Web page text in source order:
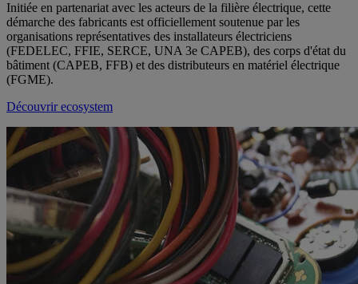
Initiée en partenariat avec les acteurs de la filière électrique, cette
démarche des fabricants est officiellement soutenue par les
organisations représentatives des installateurs électriciens
(FEDELEC, FFIE, SERCE, UNA 3e CAPEB), des corps d'état du
bâtiment (CAPEB, FFB) et des distributeurs en matériel électrique
(FGME).
Découvrir ecosystem